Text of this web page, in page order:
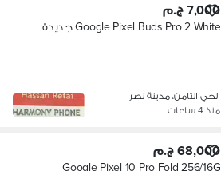
7,000 ج.م
Google Pixel Buds Pro 2 White جديدة
الحي الثامن، مدينة نصر
منذ 4 ساعات
68,000 ج.م
Google Pixel 10 Pro Fold 256/16G